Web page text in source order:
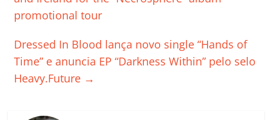
o
k
a
ss
ro
k
ar
promotional tour
Dressed In Blood lança novo single “Hands of
Time” e anuncia EP “Darkness Within” pelo selo
Heavy.Future →